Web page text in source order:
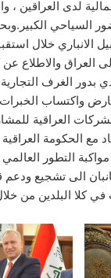
لدى العراقين ،
السياحي
الانباري خلال
العراق والاطلاع
بدور الغرف
واكتساب
العراقية
مع الحكومة
التطور
الى تشجيع ودعم
كلا البلدين من